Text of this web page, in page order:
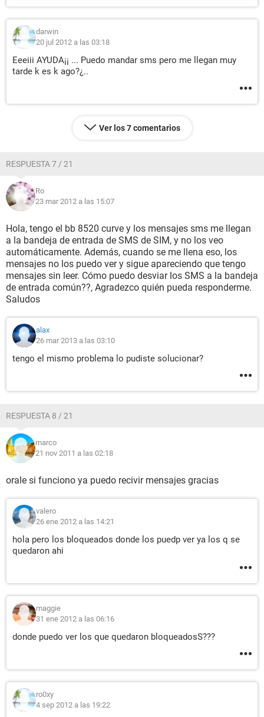
darwin
20 jul 2012 a las 03:18
Eeeiii AYUDA¡¡ ... Puedo mandar sms pero me llegan muy
tarde k es k ago?¿..
Ver los 7 comentarios
RESPUESTA 7 / 21
Ro
23 mar 2012 a las 15:07
Hola, tengo el bb 8520 curve y los mensajes sms me llegan
a la bandeja de entrada de SMS de SIM, y no los veo
automáticamente. Además, cuando se me llena eso, los
mensajes no los puedo ver y sigue apareciendo que tengo
mensajes sin leer. Cómo puedo desviar los SMS a la bandeja
de entrada común??, Agradezco quién pueda responderme.
Saludos
alax
26 mar 2013 a las 03:10
tengo el mismo problema lo pudiste solucionar?
RESPUESTA 8 / 21
marco
21 nov 2011 a las 02:18
orale si funciono ya puedo recivir mensajes gracias
valero
26 ene 2012 a las 14:21
hola pero los bloqueados donde los puedp ver ya los q se
quedaron ahi
maggie
31 ene 2012 a las 06:16
donde puedo ver los que quedaron bloqueadosS???
ro0xy
4 sep 2012 a las 19:22